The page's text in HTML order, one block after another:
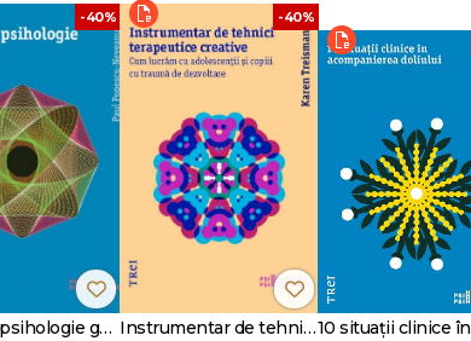
-40%
Tratat de psihologie generală
-40%
Instrumentar de tehnici terapeutice creative